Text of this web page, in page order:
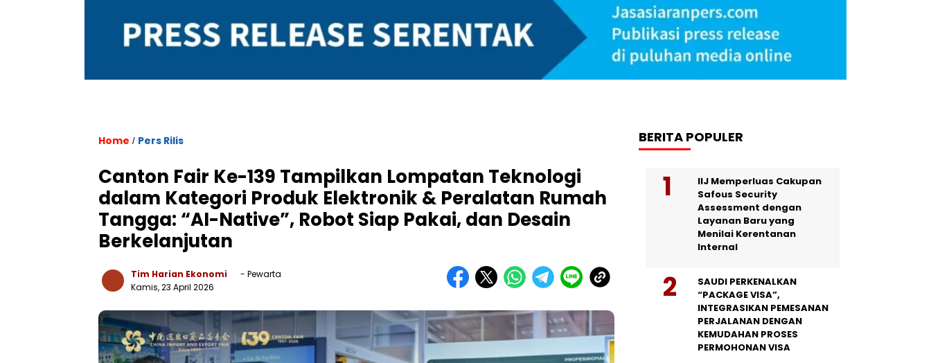
Home / Pers Rilis
Canton Fair Ke-139 Tampilkan Lompatan Teknologi
dalam Kategori Produk Elektronik & Peralatan Rumah
Tangga: “AI-Native”, Robot Siap Pakai, dan Desain
Berkelanjutan
Tim Harian Ekonomi
- Pewarta
Kamis, 23 April 2026
BERITA POPULER
IIJ Memperluas Cakupan
Safous Security
Assessment dengan
Layanan Baru yang
Menilai Kerentanan
Internal
SAUDI PERKENALKAN
“PACKAGE VISA”,
INTEGRASIKAN PEMESANAN
PERJALANAN DENGAN
KEMUDAHAN PROSES
PERMOHONAN VISA